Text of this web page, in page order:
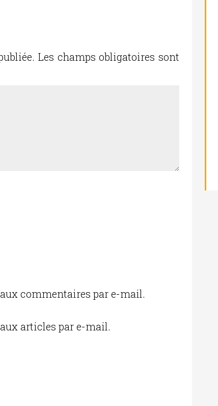
Les champs obligatoires sont
commentaires par e-mail.
articles par e-mail.